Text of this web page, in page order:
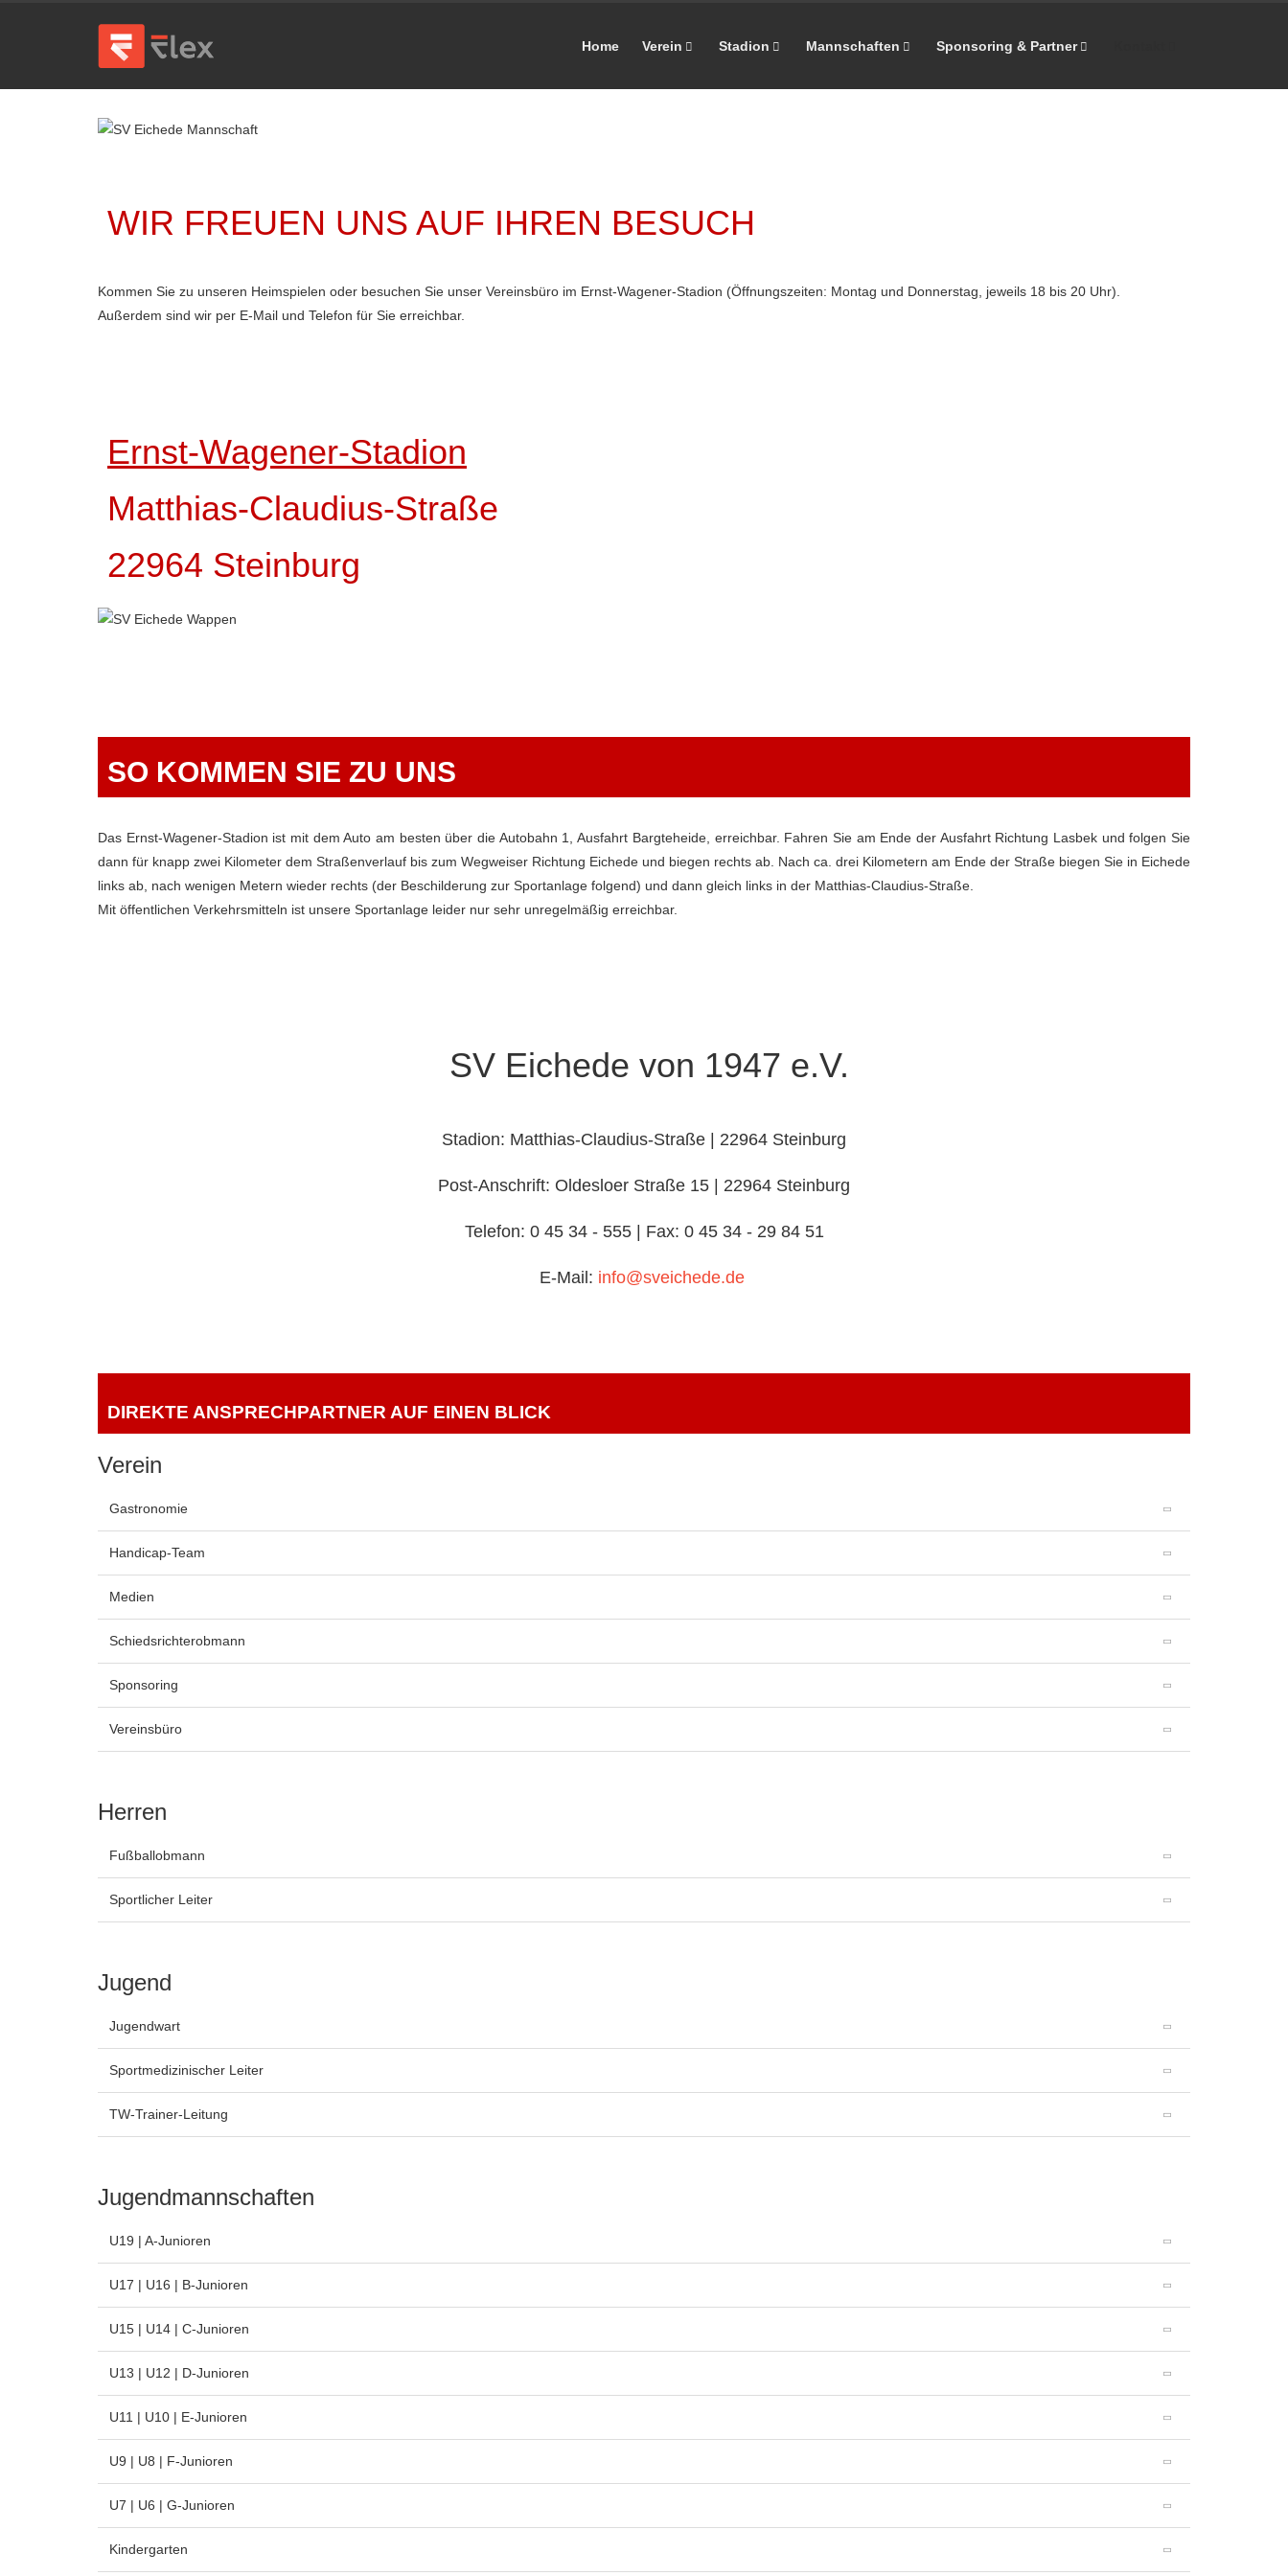
Home Verein Stadion Mannschaften Sponsoring & Partner
WIR FREUEN UNS AUF IHREN BESUCH
Kommen Sie zu unseren Heimspielen oder besuchen Sie unser Vereinsbüro im Ernst-Wagener-Stadion (Öffnungszeiten: Montag und Donnerstag, jeweils 18 bis 20 Uhr).
Außerdem sind wir per E-Mail und Telefon für Sie erreichbar.
Ernst-Wagener-Stadion
Matthias-Claudius-Straße
22964 Steinburg
SO KOMMEN SIE ZU UNS
Das Ernst-Wagener-Stadion ist mit dem Auto am besten über die Autobahn 1, Ausfahrt Bargteheide, erreichbar. Fahren Sie am Ende der Ausfahrt Richtung Lasbek und folgen Sie
dann für knapp zwei Kilometer dem Straßenverlauf bis zum Wegweiser Richtung Eichede und biegen rechts ab. Nach ca. drei Kilometern am Ende der Straße biegen Sie in Eichede
links ab, nach wenigen Metern wieder rechts (der Beschilderung zur Sportanlage folgend) und dann gleich links in der Matthias-Claudius-Straße.
Mit öffentlichen Verkehrsmitteln ist unsere Sportanlage leider nur sehr unregelmäßig erreichbar.
SV Eichede von 1947 e.V.
Stadion: Matthias-Claudius-Straße | 22964 Steinburg
Post-Anschrift: Oldesloer Straße 15 | 22964 Steinburg
Telefon: 0 45 34 - 555 | Fax: 0 45 34 - 29 84 51
E-Mail: info@sveichede.de
DIREKTE ANSPRECHPARTNER AUF EINEN BLICK
Verein
Gastronomie
Handicap-Team
Medien
Schiedsrichterobmann
Sponsoring
Vereinsbüro
Herren
Fußballobmann
Sportlicher Leiter
Jugend
Jugendwart
Sportmedizinischer Leiter
TW-Trainer-Leitung
Jugendmannschaften
U19 | A-Junioren
U17 | U16 | B-Junioren
U15 | U14 | C-Junioren
U13 | U12 | D-Junioren
U11 | U10 | E-Junioren
U9 | U8 | F-Junioren
U7 | U6 | G-Junioren
Kindergarten